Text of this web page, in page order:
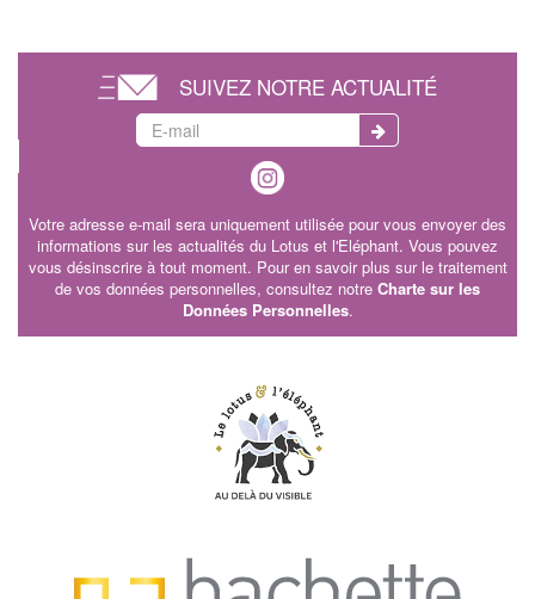
SUIVEZ NOTRE ACTUALITÉ
Votre adresse e-mail sera uniquement utilisée pour vous envoyer des
informations sur les actualités du Lotus et l'Eléphant. Vous pouvez
vous désinscrire à tout moment. Pour en savoir plus sur le traitement
de vos données personnelles, consultez notre Charte sur les
Données Personnelles.